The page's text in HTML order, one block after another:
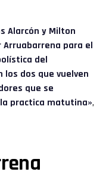
Alarcón y Milton
Arruabarrena para el
del
los dos que vuelven
que se
practica matutina»,